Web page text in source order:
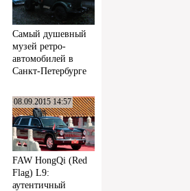
Самый душевный
музей ретро-
автомобилей в
Санкт-Петербурге
08.09.2015 14:57
FAW HongQi (Red
Flag) L9:
аутентичный